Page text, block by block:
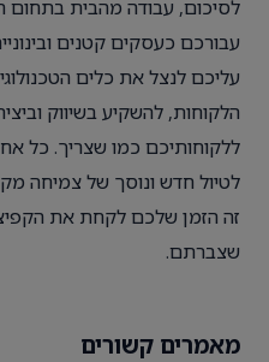
לסיכום, עבודה מהבית בתחום
עבורכם כעסקים קטנים
עליכם לנצל את כלים
הלקוחות, להשקיע בשיווק
ללקוחותיכם כמו שצריך. כל
לטיול חדש ונוסך של צמיחה
זה הזמן שלכם לקחת את
שצברתם.
מאמרים קשורים